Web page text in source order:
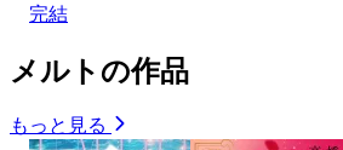
完結
メルトの作品
もっと見る